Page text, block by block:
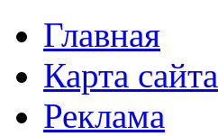
Главная
Карта сайта
Реклама